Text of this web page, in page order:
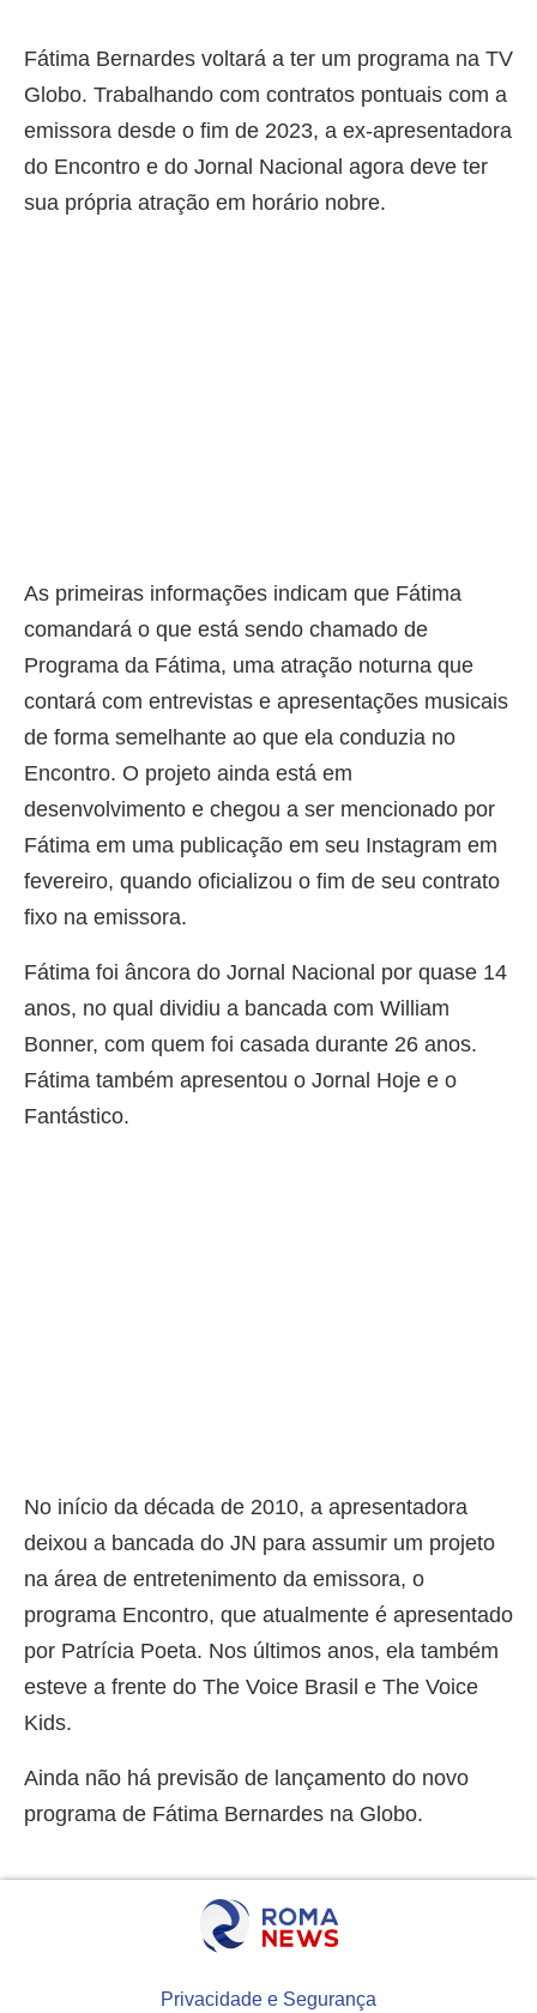
Fátima Bernardes voltará a ter um programa na TV
Globo. Trabalhando com contratos pontuais com a
emissora desde o fim de 2023, a ex-apresentadora
do Encontro e do Jornal Nacional agora deve ter
sua própria atração em horário nobre.
As primeiras informações indicam que Fátima
comandará o que está sendo chamado de
Programa da Fátima, uma atração noturna que
contará com entrevistas e apresentações musicais
de forma semelhante ao que ela conduzia no
Encontro. O projeto ainda está em
desenvolvimento e chegou a ser mencionado por
Fátima em uma publicação em seu Instagram em
fevereiro, quando oficializou o fim de seu contrato
fixo na emissora.
Fátima foi âncora do Jornal Nacional por quase 14
anos, no qual dividiu a bancada com William
Bonner, com quem foi casada durante 26 anos.
Fátima também apresentou o Jornal Hoje e o
Fantástico.
No início da década de 2010, a apresentadora
deixou a bancada do JN para assumir um projeto
na área de entretenimento da emissora, o
programa Encontro, que atualmente é apresentado
por Patrícia Poeta. Nos últimos anos, ela também
esteve a frente do The Voice Brasil e The Voice
Kids.
Ainda não há previsão de lançamento do novo
programa de Fátima Bernardes na Globo.
Privacidade e Segurança